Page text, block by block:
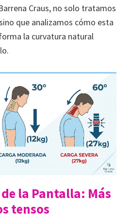
Craus, no solo tratamos
que analizamos cómo esta
la curvatura natural
la Pantalla: Más
tensos